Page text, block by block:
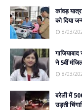
कांवड़
को दिया
8/03/
ने 5वीं
8/03/
बरेली में
उड़ती